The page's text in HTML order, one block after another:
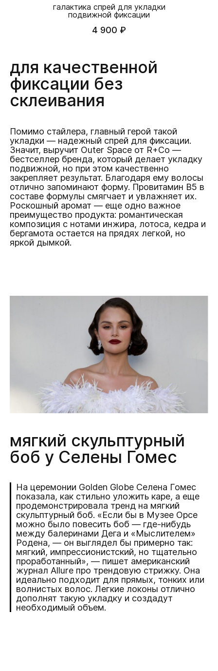
галактика спрей для укладки
подвижной фиксации
4 900 ₽
для качественной
фиксации без
склеивания
Помимо стайлера, главный герой такой
укладки — надежный спрей для фиксации.
Значит, выручит Outer Space от R+Co —
бестселлер бренда, который делает укладку
подвижной, но при этом качественно
закрепляет результат. Благодаря ему волосы
отлично запоминают форму. Провитамин В5 в
составе формулы смягчает и увлажняет их.
Роскошный аромат — еще одно важное
преимущество продукта: романтическая
композиция с нотами инжира, лотоса, кедра и
бергамота остается на прядях легкой, но
яркой дымкой.
мягкий скульптурный
боб у Селены Гомес
На церемонии Golden Globe Селена Гомес
показала, как стильно уложить каре, а еще
продемонстрировала тренд на мягкий
скульптурный боб. «Если бы в Музее Орсе
можно было повесить боб — где-нибудь
между балеринами Дега и «Мыслителем»
Родена, — он выглядел бы примерно так:
мягкий, импрессионистский, но тщательно
проработанный», — пишет американский
журнал Allure про трендовую стрижку. Она
идеально подходит для прямых, тонких или
волнистых волос. Легкие локоны отлично
дополнят такую укладку и создадут
необходимый объем.